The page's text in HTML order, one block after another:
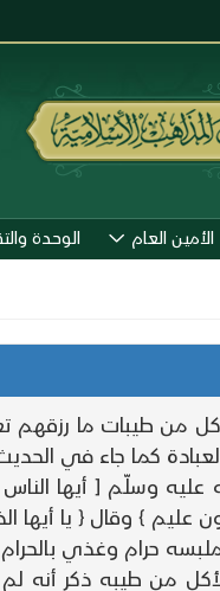
الأمين العام الوحدة
من طيبات ما
كما جاء في
وسلّم [ أيها الناس
عليم } وقال { يا
حرام وغذي
من طيبه ذكر